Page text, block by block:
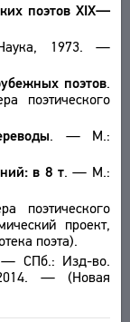
поэтов XIX—
1973. —
поэтов.
. — М.:
в 8 т. — М.:
поэтического
проект,
поэта).
СПб.: Изд-во.
— (Новая